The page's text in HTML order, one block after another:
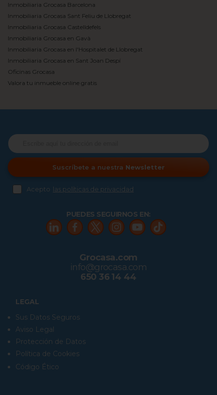
Inmobiliaria Grocasa Barcelona
Inmobiliaria Grocasa Sant Feliu de Llobregat
Inmobiliaria Grocasa Castelldefels
Inmobiliaria Grocasa en Gavà
Inmobiliaria Grocasa en l'Hospitalet de Llobregat
Inmobiliaria Grocasa en Sant Joan Despí
Oficinas Grocasa
Valora tu inmueble online gratis
Suscríbete a nuestra Newsletter
Acepto las políticas de privacidad
LEGAL
Sus Datos Seguros
Aviso Legal
Protección de Datos
Política de Cookies
Código Ético
PUEDES SEGUIRNOS EN:
Grocasa.com
info@grocasa.com
650 36 14 44